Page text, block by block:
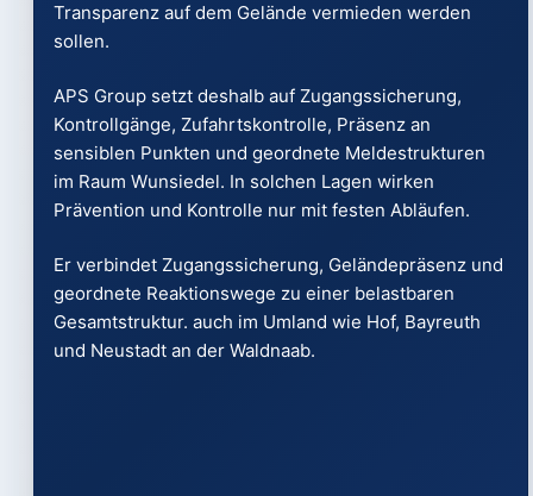
Transparenz auf dem Gelände vermieden werden
sollen.
APS Group setzt deshalb auf Zugangssicherung,
Kontrollgänge, Zufahrtskontrolle, Präsenz an
sensiblen Punkten und geordnete Meldestrukturen
im Raum Wunsiedel. In solchen Lagen wirken
Prävention und Kontrolle nur mit festen Abläufen.
Er verbindet Zugangssicherung, Geländepräsenz und
geordnete Reaktionswege zu einer belastbaren
Gesamtstruktur. auch im Umland wie Hof, Bayreuth
und Neustadt an der Waldnaab.